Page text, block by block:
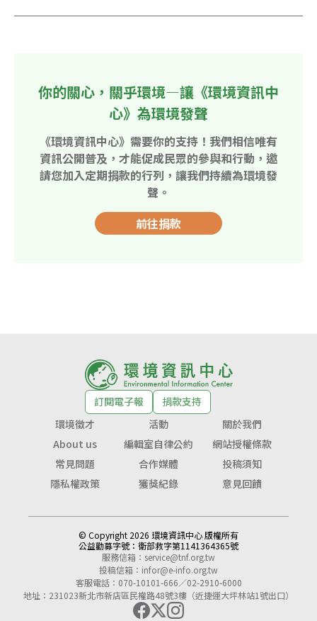
你的關心，關乎環境—讓《環境資訊中
心》為環境發聲
《環境資訊中心》需要你的支持！我們相信唯有
資訊公開普及，才能促成民眾的參與和行動，邀
請您加入定期捐款的行列，讓我們持續為環境發
聲。
前往捐款
訂閱電子報
捐款支持
環境徵才
活動
關於我們
About us
編輯室自律公約
網站授權條款
常見問題
合作媒體
投稿須知
隱私權政策
獲獎紀錄 意見回饋
© Copyright 2026 環境資訊中心 版權所有
公益勸募字號： 衛部救字第1141364365號
服務信箱： service@tnf.org.tw
投稿信箱： infor@e-info.org.tw
客服電話：070-10101-666／02-2910-6000
地址：231023新北市新店區民權路48號3樓（近捷運大坪林站1號出口）